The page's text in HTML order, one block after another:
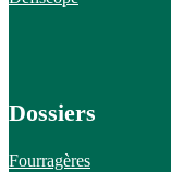
Dossiers
Fourragères